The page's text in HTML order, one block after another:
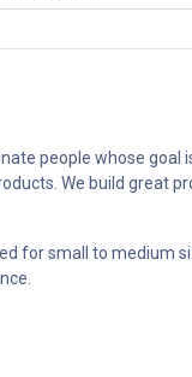
people whose goal
We build great
for small to medium